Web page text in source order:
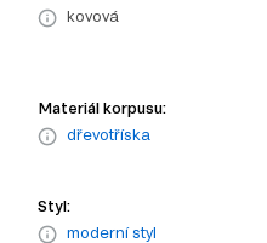
kovová
Materiál korpusu:
dřevotříska
Styl:
moderní styl